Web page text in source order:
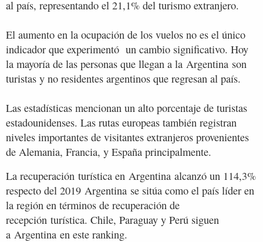
al país, representando el 21,1% del turismo extranjero.
El aumento en la ocupación de los vuelos no es el único
indicador que experimentó un cambio significativo. Hoy
la mayoría de las personas que llegan a la Argentina son
turistas y no residentes argentinos que regresan al país.
Las estadísticas mencionan un alto porcentaje de turistas
estadounidenses. Las rutas europeas también registran
niveles importantes de visitantes extranjeros provenientes
de Alemania, Francia, y España principalmente.
La recuperación turística en Argentina alcanzó un 114,3%
respecto del 2019 Argentina se sitúa como el país líder en
la región en términos de recuperación de
recepción turística. Chile, Paraguay y Perú siguen
a Argentina en este ranking.